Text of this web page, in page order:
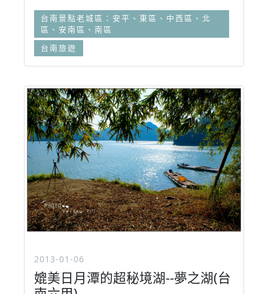
台南景點老城區：安平、東區、中西區、北
區、安南區、南區
台南旅遊
2013-01-06
媲美日月潭的超秘境湖--夢之湖(台